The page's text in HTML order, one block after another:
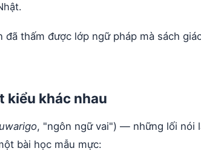
thấm được lớp ngữ pháp mà sách
kiểu khác nhau
, "ngôn ngữ vai") — những lối nói
bài học mẫu mực: